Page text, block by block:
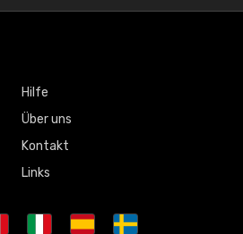
Hilfe
Über uns
Kontakt
Links